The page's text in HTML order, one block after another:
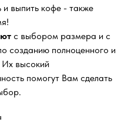
и выпить кофе - также
с выбором размера и с
созданию полноценного и
высокий
помогут Вам сделать